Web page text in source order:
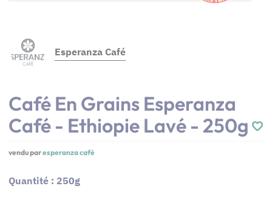
Esperanza Café
Café En Grains Esperanza
Café - Ethiopie Lavé - 250g
vendu paresperanza café
Quantité : 250g